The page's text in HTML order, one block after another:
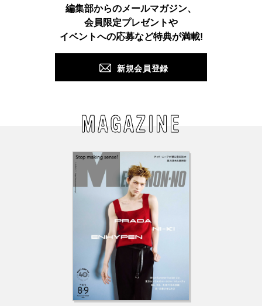
TikTok Facebook Pinterest LINE
編集部からのメールマガジン、
会員限定プレゼントや
イベントへの応募など特典が満載!
新規会員登録
MAGAZINE